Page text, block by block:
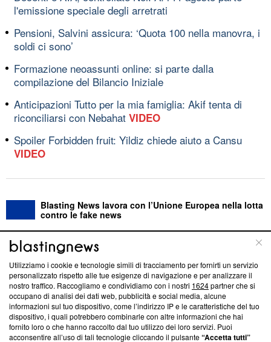
l'emissione speciale degli arretrati
Pensioni, Salvini assicura: ‘Quota 100 nella manovra, i
soldi ci sono’
Formazione neoassunti online: si parte dalla
compilazione del Bilancio Iniziale
Anticipazioni Tutto per la mia famiglia: Akif tenta di
riconciliarsi con Nebahat VIDEO
Spoiler Forbidden fruit: Yildiz chiede aiuto a Cansu
VIDEO
Blasting News lavora con l’Unione Europea nella lotta
contro le fake news
ABOUT LINEA EDITORIALE
Questa sezione offre informazioni trasparenti su Blasting
News, sui nostri processi editoriali e su come ci impegniamo a
creare news di qualità. Inoltre, afferma la nostra aderenza a
‘Trust Project - News with Integrity’Blasting News non è
ancora membro del programma, ma ha richiesto di farne
Utilizziamo i cookie e tecnologie simili di tracciamento per fornirti un servizio
personalizzato rispetto alle tue esigenze di navigazione e per analizzare il
nostro traffico. Raccogliamo e condividiamo con i nostri 1624partner che si
occupano di analisi dei dati web, pubblicità e social media, alcune
informazioni sul tuo dispositivo, come l’indirizzo IP e le caratteristiche del tuo
dispositivo, i quali potrebbero combinarle con altre informazioni che hai
fornito loro o che hanno raccolto dal tuo utilizzo dei loro servizi. Puoi
acconsentire all’uso di tali tecnologie cliccando il pulsante“Accetta tutti”